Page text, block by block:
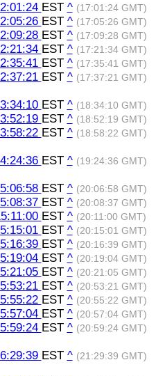
EST ^ (17:01:24 GMT)
EST ^ (17:05:26 GMT)
EST ^ (17:09:28 GMT)
EST ^ (17:21:34 GMT)
EST ^ (17:35:41 GMT)
EST ^ (17:37:21 GMT)
EST ^ (18:34:10 GMT)
EST ^ (18:52:19 GMT)
EST ^ (18:58:22 GMT)
EST ^ (19:24:36 GMT)
EST ^ (20:06:58 GMT)
EST ^ (20:08:37 GMT)
EST ^ (20:11:00 GMT)
EST ^ (20:15:01 GMT)
EST ^ (20:16:39 GMT)
EST ^ (20:19:04 GMT)
EST ^ (20:21:05 GMT)
EST ^ (20:53:21 GMT)
EST ^ (20:55:22 GMT)
EST ^ (20:57:04 GMT)
EST ^ (20:59:24 GMT)
EST ^ (21:29:39 GMT)